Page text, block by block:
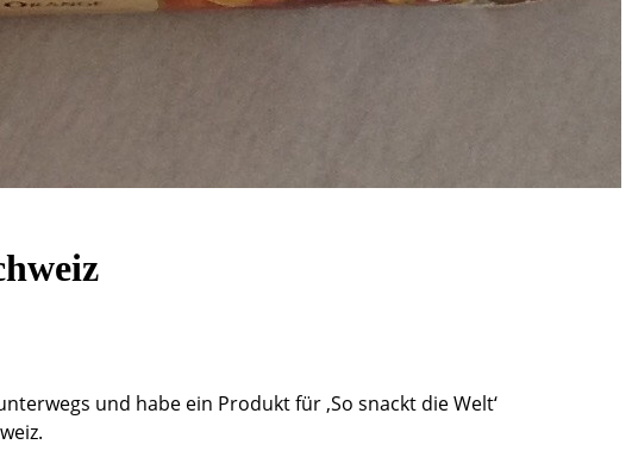
und habe ein Produkt für ‚So snackt die Welt‘